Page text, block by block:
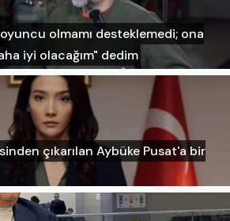
oyuncu olmamı desteklemedi; ona
iyi olacağım" dedim
çıkarılan Aybüke Pusat'a bir